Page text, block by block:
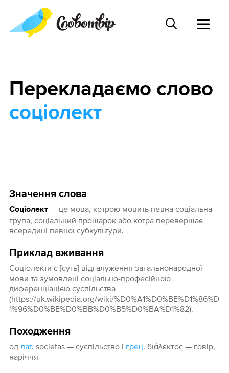
Значення слова
Соціолект— це мова, котрою мовить певна соціальна
група, соціальний прошарок або котра перевершає
всередині певної субкультури.
Приклад вживання
Соціолекти є [суть] відгалуження загальнонародної
мови та зумовлені соціально-професійною
диференціацією суспільства
(https://uk.wikipedia.org/wiki/%D0%A1%D0%BE%D1%86%D
1%96%D0%BE%D0%BB%D0%B5%D0%BA%D1%82).
Походження
од лат. societas — суспільство і грец. διάλεκτος — говір,
наріччя
Перекладаємо слово
соціолект